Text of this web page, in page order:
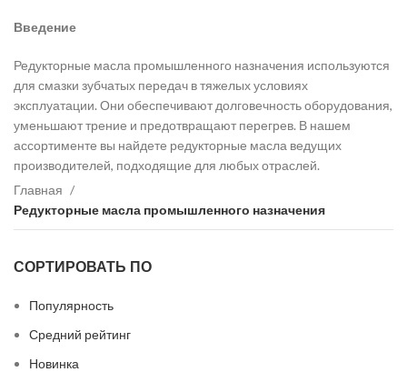
Введение
Редукторные масла промышленного назначения используются
для смазки зубчатых передач в тяжелых условиях
эксплуатации. Они обеспечивают долговечность оборудования,
уменьшают трение и предотвращают перегрев. В нашем
ассортименте вы найдете редукторные масла ведущих
производителей, подходящие для любых отраслей.
Главная
Редукторные масла промышленного назначения
СОРТИРОВАТЬ ПО
Популярность
Средний рейтинг
Новинка